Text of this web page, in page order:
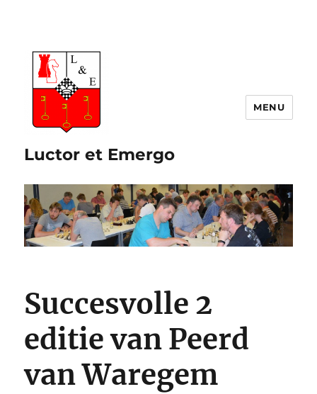
Luctor et Emergo
Succesvolle 2
editie van Peerd
van Waregem